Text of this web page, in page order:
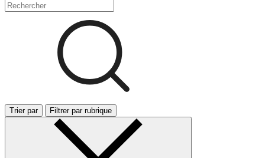
Trier par Filtrer par rubrique